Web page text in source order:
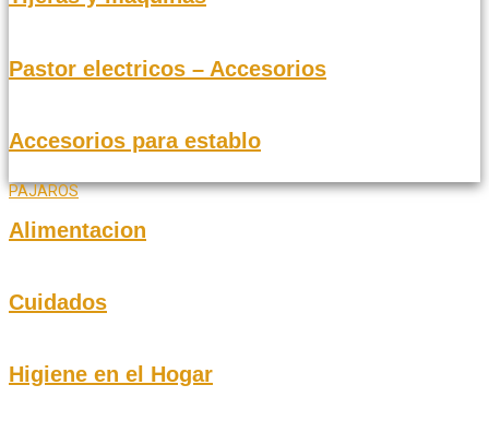
Pastor electricos – Accesorios
Accesorios para establo
PAJAROS
Alimentacion
Cuidados
Higiene en el Hogar